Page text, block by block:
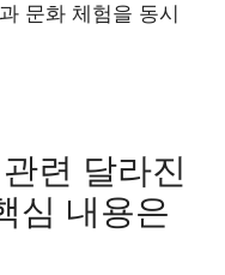
문화 체험을 동시
련 달라진
심 내용은